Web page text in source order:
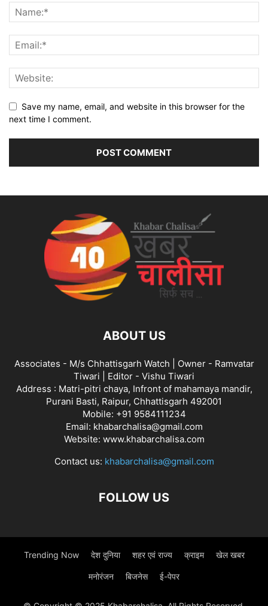
Save my name, email, and website in this browser for the
next time I comment.
ABOUT US
Associates - M/s Chhattisgarh Watch | Owner - Ramvatar
Tiwari | Editor - Vishu Tiwari
Address : Matri-pitri chaya, Infront of mahamaya mandir,
Purani Basti, Raipur, Chhattisgarh 492001
Mobile: +91 9584111234
Email: khabarchalisa@gmail.com
Website: www.khabarchalisa.com
Contact us: khabarchalisa@gmail.com
FOLLOW US
Trending Now देश दुनिया शहर एवं राज्य क्राइम खेल खबर
मनोरंजन बिजनेस ई-पेपर